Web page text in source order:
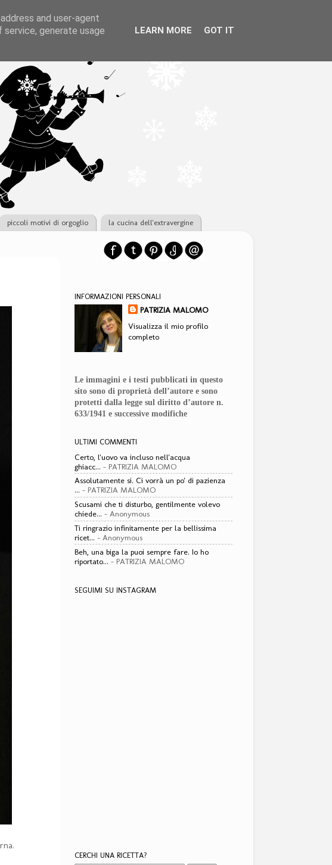
piccoli motivi di orgoglio la cucina dell'extravergine
INFORMAZIONI PERSONALI
PATRIZIA MALOMO
Visualizza il mio profilo
completo
Le immagini e i testi pubblicati in questo
sito sono di proprietà dell’autore e sono
protetti dalla legge sul diritto d’autore n.
633/1941 e successive modifiche
ULTIMI COMMENTI
Certo, l'uovo va incluso nell'acqua
ghiacc... - PATRIZIA MALOMO
Assolutamente si. Ci vorrà un po' di pazienza
... - PATRIZIA MALOMO
Scusami che ti disturbo, gentilmente volevo
chiede... - Anonymous
Ti ringrazio infinitamente per la bellissima
ricet... - Anonymous
Beh, una biga la puoi sempre fare. Io ho
riportato... - PATRIZIA MALOMO
SEGUIMI SU INSTAGRAM
CERCHI UNA RICETTA?
and user-agent
generate usage
LEARN MORE GOT IT